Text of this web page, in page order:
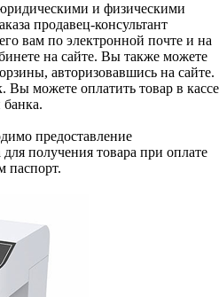
и физическими
продавец-консультант
вам по электронной почте и на
на сайте. Вы также можете
авторизовавшись на сайте.
Вы можете оплатить товар в кассе
предоставление
получения товара при оплате
паспорт.